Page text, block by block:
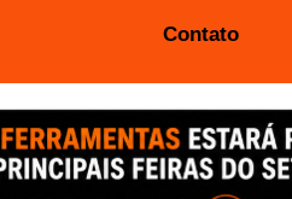
Contato